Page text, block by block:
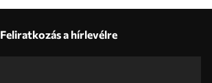
Feliratkozás a hírlevélre